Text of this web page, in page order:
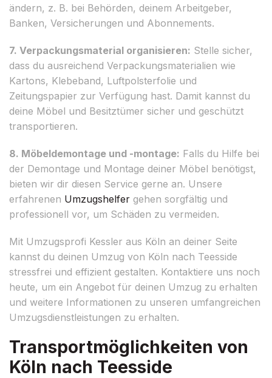
ändern, z. B. bei Behörden, deinem Arbeitgeber,
Banken, Versicherungen und Abonnements.
7. Verpackungsmaterial organisieren: Stelle sicher,
dass du ausreichend Verpackungsmaterialien wie
Kartons, Klebeband, Luftpolsterfolie und
Zeitungspapier zur Verfügung hast. Damit kannst du
deine Möbel und Besitztümer sicher und geschützt
transportieren.
8. Möbeldemontage und -montage: Falls du Hilfe bei
der Demontage und Montage deiner Möbel benötigst,
bieten wir dir diesen Service gerne an. Unsere
erfahrenen Umzugshelfer gehen sorgfältig und
professionell vor, um Schäden zu vermeiden.
Mit Umzugsprofi Kessler aus Köln an deiner Seite
kannst du deinen Umzug von Köln nach Teesside
stressfrei und effizient gestalten. Kontaktiere uns noch
heute, um ein Angebot für deinen Umzug zu erhalten
und weitere Informationen zu unseren umfangreichen
Umzugsdienstleistungen zu erhalten.
Transportmöglichkeiten von
Köln nach Teesside